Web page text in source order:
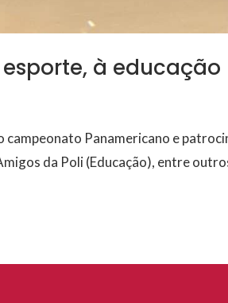
à educação
campeonato Panamericano e
da Poli (Educação), entre